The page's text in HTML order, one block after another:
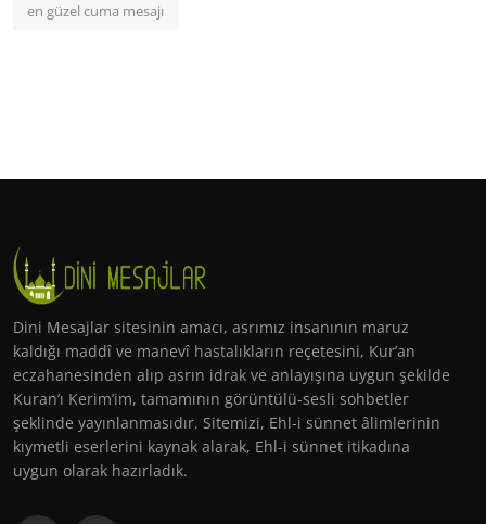
en güzel cuma mesajı
Dini Mesajlar sitesinin amacı, asrımız insanının maruz
kaldığı maddî ve manevî hastalıkların reçetesini, Kur’an
eczahanesinden alıp asrın idrak ve anlayışına uygun şekilde
Kuran’ı Kerim’im, tamamının görüntülü-sesli sohbetler
şeklinde yayınlanmasıdır. Sitemizi, Ehl-i sünnet âlimlerinin
kıymetli eserlerini kaynak alarak, Ehl-i sünnet itikadına
uygun olarak hazırladık.